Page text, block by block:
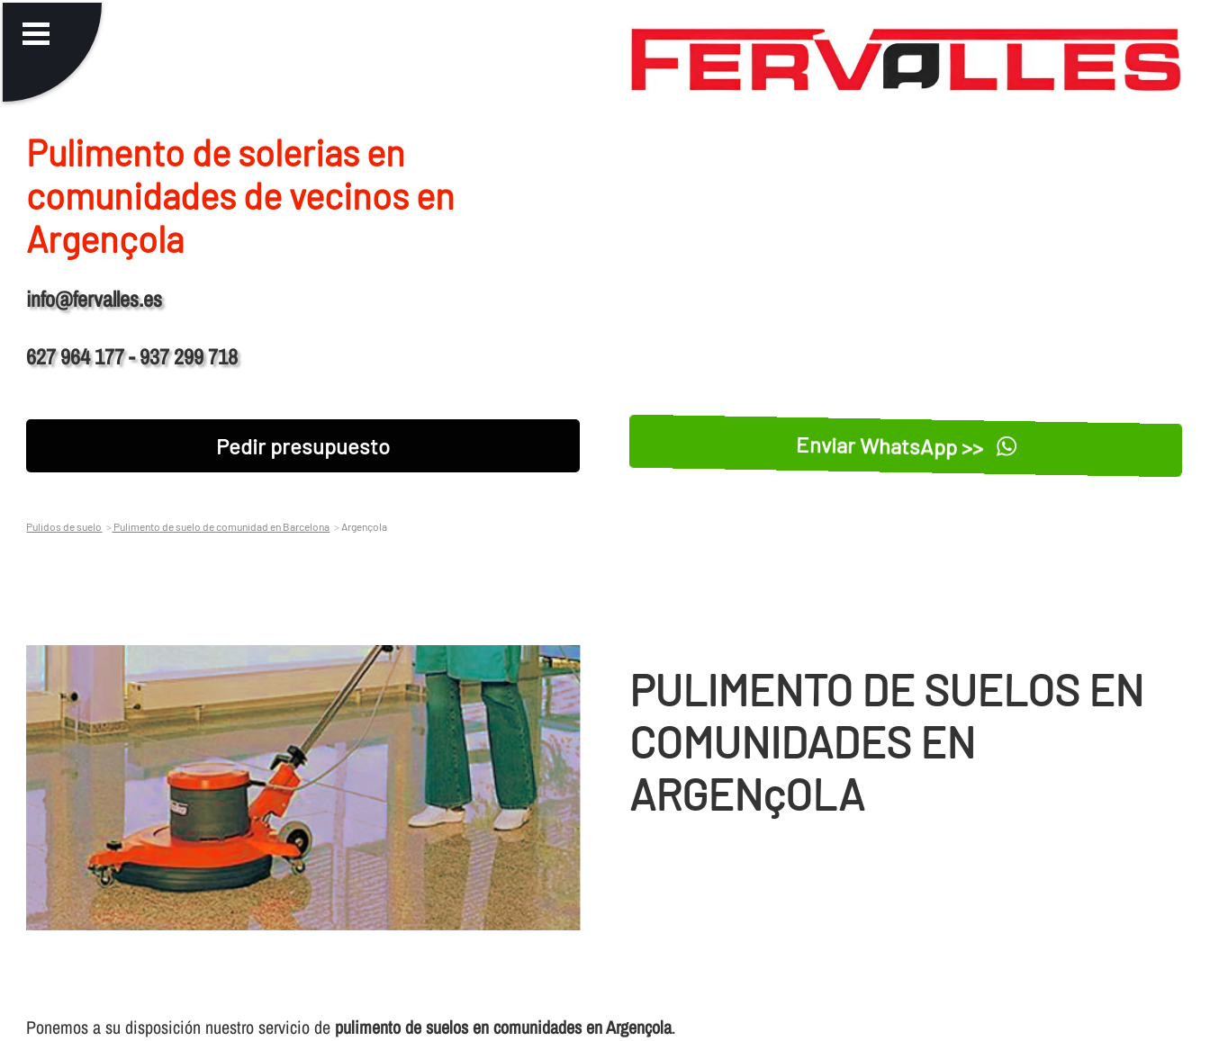
Pulimento de solerias en
comunidades de vecinos en
Argençola
info@fervalles.es
627 964 177 - 937 299 718
Pedir presupuesto Enviar WhatsApp >>
Pulidos de suelo Pulimento de suelo de comunidad en Barcelona Argençola
PULIMENTO DE SUELOS EN
COMUNIDADES EN
ARGENçOLA
Ponemos a su disposición nuestro servicio de pulimento de suelos en comunidades en Argençola.